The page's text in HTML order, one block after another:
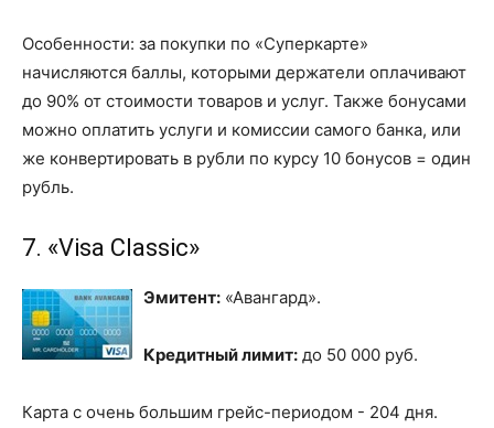
Особенности: за покупки по «Суперкарте»
начисляются баллы, которыми держатели оплачивают
до 90% от стоимости товаров и услуг. Также бонусами
можно оплатить услуги и комиссии самого банка, или
же конвертировать в рубли по курсу 10 бонусов = один
рубль.
7. «Visa Classic»
Эмитент: «Авангард».
Кредитный лимит: до 50 000 руб.
Карта с очень большим грейс-периодом - 204 дня.